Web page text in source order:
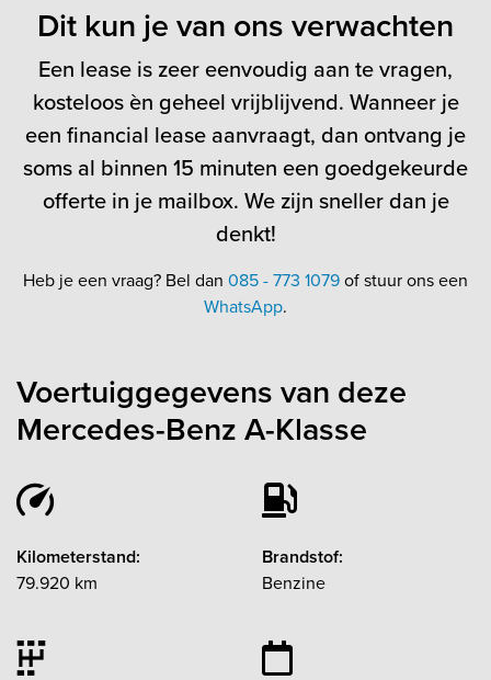
Dit kun je van ons verwachten
Een lease is zeer eenvoudig aan te vragen,
kosteloos èn geheel vrijblijvend. Wanneer je
een financial lease aanvraagt, dan ontvang je
soms al binnen 15 minuten een goedgekeurde
offerte in je mailbox. We zijn sneller dan je
denkt!
Heb je een vraag? Bel dan 085 - 773 1079of stuur ons een
WhatsApp.
Voertuiggegevens van deze
Mercedes-Benz A-Klasse
Kilometerstand:
79.920 km
Brandstof:
Benzine